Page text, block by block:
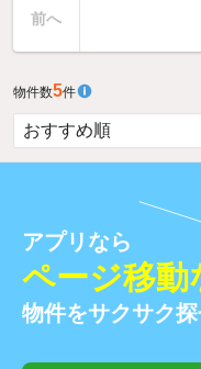
前へ
物件数5件
アプリなら
ページ移動
物件をサクサク探